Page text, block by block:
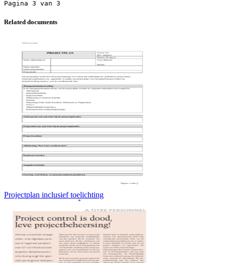
Related documents
Projectplan inclusief toelichting